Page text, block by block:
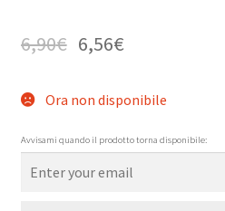
6,90€ 6,56€
Ora non disponibile
Avvisami quando il prodotto torna disponibile: